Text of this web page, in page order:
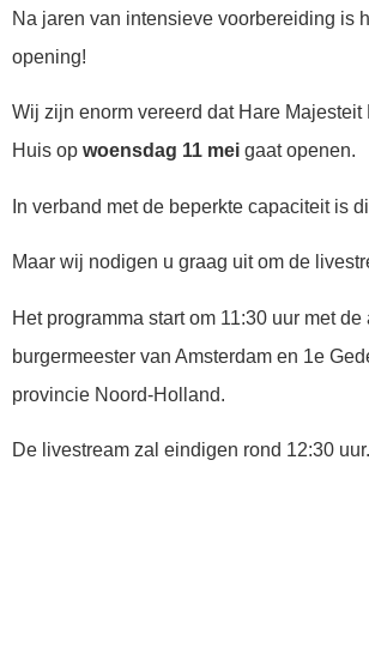
Na jaren van intensieve voorbereiding is
opening!
Wij zijn enorm vereerd dat Hare
Huis op woensdag 11 mei gaat openen.
In verband met de beperkte capaciteit is
Maar wij nodigen u graag uit om de
Het programma start om 11:30 uur met
burgermeester van Amsterdam en 1e
provincie Noord-Holland.
De livestream zal eindigen rond 12:30 uur.